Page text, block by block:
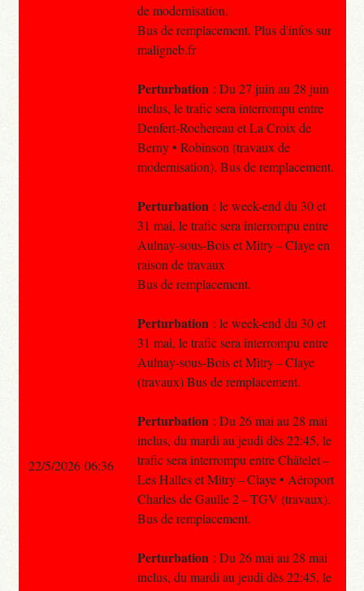
de modernisation.
Bus de remplacement. Plus d'infos sur
maligneb.fr
Perturbation : Du 27 juin au 28 juin
inclus, le trafic sera interrompu entre
Denfert-Rochereau et La Croix de
Berny • Robinson (travaux de
modernisation). Bus de remplacement.
Perturbation : le week-end du 30 et
31 mai, le trafic sera interrompu entre
Aulnay-sous-Bois et Mitry – Claye en
raison de travaux
Bus de remplacement.
Perturbation : le week-end du 30 et
31 mai, le trafic sera interrompu entre
Aulnay-sous-Bois et Mitry – Claye
(travaux) Bus de remplacement.
Perturbation : Du 26 mai au 28 mai
inclus, du mardi au jeudi dès 22:45, le
trafic sera interrompu entre Châtelet –
Les Halles et Mitry – Claye • Aéroport
Charles de Gaulle 2 – TGV (travaux).
Bus de remplacement.
Perturbation : Du 26 mai au 28 mai
inclus, du mardi au jeudi dès 22:45, le
22/5/2026 06:36